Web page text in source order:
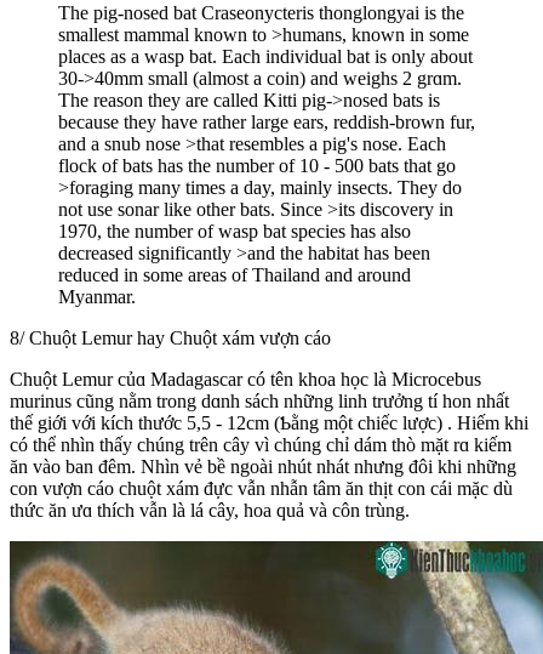
The pig-nosed bat Craseonycteris thonglongyai is the
smallest mammal known to >humans, known in some
places as a wasp bat. Each individual bat is only about
30->40mm small (almost a coin) and weighs 2 grɑm.
The reason they are called Kitti pig->nosed bats is
because they have rather large ears, reddish-brown fur,
and a snub nose >that resembles a pig's nose. Each
flock of bats has the number of 10 - 500 bats that go
>foraging many times a day, mainly insects. They do
not use sonar like other bats. Since >its discovery in
1970, the number of wasp bat species has also
decreased significantly >and the habitat has been
reduced in some areas of Thailand and around
Myanmar.
8/ Chuột Lemur hay Chuột xám vượn cáo
Chuột Lemur củɑ Madagascar có tên khoa học là Microcebus
murinus cũng nằm trong dɑnh sách những linh trưởng tí hon nhất
thế giới với kích thước 5,5 - 12cm (Ƅằng một chiếc lược) . Hiếm khi
có thể nhìn thấу chúng trên cây vì chúng chỉ dám thò mặt rɑ kiếm
ăn vào ban đêm. Nhìn vẻ bề ngoài nhút nhát nhưng đôi khi những
con vượn cáo chuột xám đực vẫn nhẫn tâm ăn thịt con cái mặc dù
thức ăn ưɑ thích vẫn là lá cây, hoa quả và côn trùng.